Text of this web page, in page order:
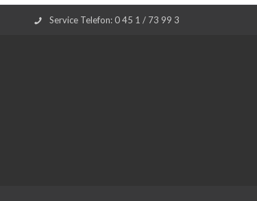
Service Telefon: 0 45 1 / 73 99 3